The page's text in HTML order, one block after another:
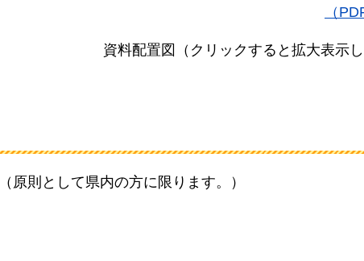
（
資料配置図（クリックすると拡大表示し
原則として県内の方に限ります。）